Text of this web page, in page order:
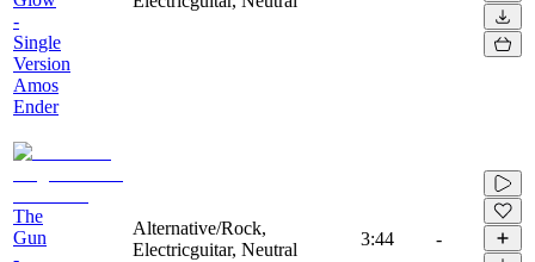
-
Single
Version
Amos
Ender
The
Gun
Alternative/Rock,
Electricguitar, Neutral
3:44 -